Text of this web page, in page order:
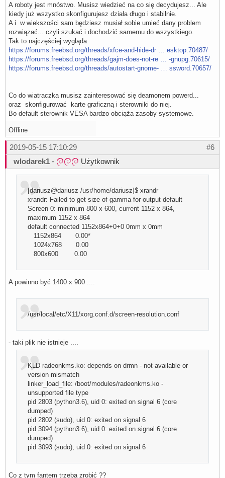
A roboty jest mnóstwo. Musisz wiedzieć na co się decydujesz... Ale
kiedy już wszystko skonfigurujesz działa długo i stabilnie.
A i w wiekszości sam będziesz musiał sobie umieć dany problem
rozwiązać... czyli szukać i dochodzić samemu do wszystkiego.
Tak to najczęściej wygląda:
https://forums.freebsd.org/threads/xfce-and-hide-dr … esktop.70487/
https://forums.freebsd.org/threads/gajm-does-not-re … -gnupg.70615/
https://forums.freebsd.org/threads/autostart-gnome- … ssword.70657/
Co do wiatraczka musisz zainteresować się deamonem powerd...
oraz skonfigurować karte graficzną i sterowniki do niej.
Bo default sterownik VESA bardzo obciąża zasoby systemowe.
Offline
#6
2019-05-15 17:10:29
wlodarek1 - Użytkownik
[dariusz@dariusz /usr/home/dariusz]$ xrandr
xrandr: Failed to get size of gamma for output default
Screen 0: minimum 800 x 600, current 1152 x 864,
maximum 1152 x 864
default connected 1152x864+0+0 0mm x 0mm
1152x864 0.00*
1024x768 0.00
800x600 0.00
A powinno być 1400 x 900 ....
/usr/local/etc/X11/xorg.conf.d/screen-resolution.conf
- taki plik nie istnieje ....
KLD radeonkms.ko: depends on drmn - not available or
version mismatch
linker_load_file: /boot/modules/radeonkms.ko -
unsupported file type
pid 2803 (python3.6), uid 0: exited on signal 6 (core
dumped)
pid 2802 (sudo), uid 0: exited on signal 6
pid 3094 (python3.6), uid 0: exited on signal 6 (core
dumped)
pid 3093 (sudo), uid 0: exited on signal 6
Co z tym fantem trzeba zrobić ??